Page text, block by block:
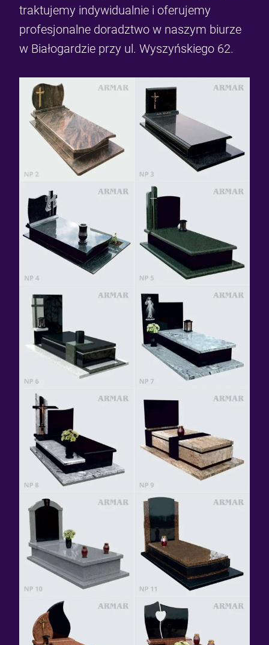
traktujemy indywidualnie i oferujemy
profesjonalne doradztwo w naszym biurze
w Białogardzie przy ul. Wyszyńskiego 62.